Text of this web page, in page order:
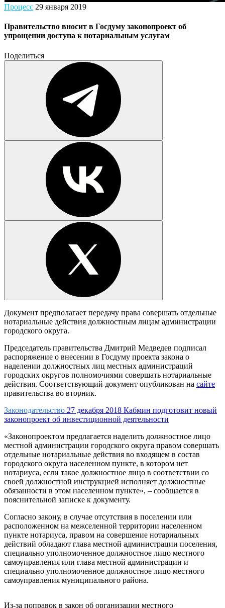
Процесс 29 января 2019
Правительство вносит в Госдуму законопроект об
упрощении доступа к нотариальным услугам
Поделиться
Документ предполагает передачу права совершать отдельные
нотариальные действия должностным лицам администрации
городского округа.
Председатель правительства Дмитрий Медведев подписал
распоряжение о внесении в Госдуму проекта закона о
наделении должностных лиц местных администраций
городских округов полномочиями совершать нотариальные
действия. Соответствующий документ опубликован на сайте
правительства во вторник.
Законодательство 27 декабря 2018 Кабмин подготовит новый
законопроект об инвестиционной деятельности
«Законопроектом предлагается наделить должностное лицо
местной администрации городского округа правом совершать
отдельные нотариальные действия во входящем в состав
городского округа населенном пункте, в котором нет
нотариуса, если такое должностное лицо в соответствии со
своей должностной инструкцией исполняет должностные
обязанности в этом населенном пункте», – сообщается в
пояснительной записке к документу.
Согласно закону, в случае отсутствия в поселении или
расположенном на межселенной территории населенном
пункте нотариуса, правом на совершение нотариальных
действий обладают глава местной администрации поселения,
специально уполномоченное должностное лицо местного
самоуправления или глава местной администрации и
специально уполномоченное должностное лицо местного
самоуправления муниципального района.
Из-за поправок в закон об организации местного